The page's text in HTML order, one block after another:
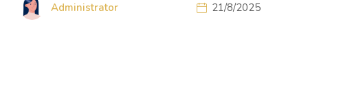
Administrator 21/8/2025